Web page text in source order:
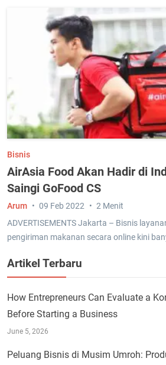
Bisnis
AirAsia Food Akan Hadir di
Saingi GoFood CS
ADVERTISEMENTS Jakarta – Bisnis
pengiriman makanan secara online kini
Arum 09 Feb 2022 2 Menit
Artikel Terbaru
How Entrepreneurs Can Evaluate a
Before Starting a Business
June 5, 2026
Peluang Bisnis di Musim Umroh: